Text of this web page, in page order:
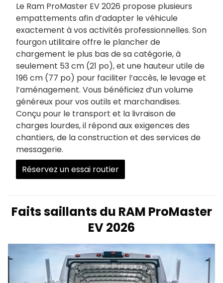
Le Ram ProMaster EV 2026 propose plusieurs
empattements afin d’adapter le véhicule
exactement à vos activités professionnelles. Son
fourgon utilitaire offre le plancher de
chargement le plus bas de sa catégorie, à
seulement 53 cm (21 po), et une hauteur utile de
196 cm (77 po) pour faciliter l’accès, le levage et
l’aménagement. Vous bénéficiez d’un volume
généreux pour vos outils et marchandises.
Conçu pour le transport et la livraison de
charges lourdes, il répond aux exigences des
chantiers, de la construction et des services de
messagerie.
Réservez un essai routier
Faits saillants du RAM ProMaster
EV 2026